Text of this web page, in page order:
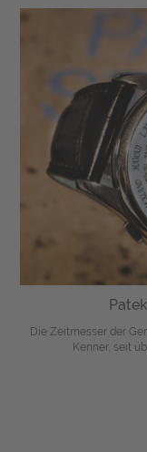
Die Zeitmesser der
Kenner, seit